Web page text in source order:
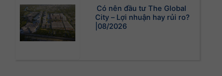
Có nên đầu tư The Global
City – Lợi nhuận hay rủi ro?
|08/2026